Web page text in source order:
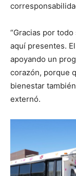
“Gracias por
aquí presentes.
apoyando un
corazón, porque
bienestar
externó.